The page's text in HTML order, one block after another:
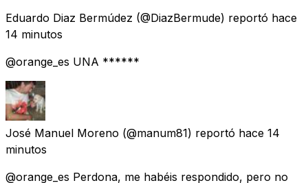
Eduardo Diaz Bermúdez (@DiazBermude) reportó hace
14 minutos
@orange_es UNA ******
José Manuel Moreno (@manum81) reportó hace 14
minutos
@orange_es Perdona, me habéis respondido, pero no